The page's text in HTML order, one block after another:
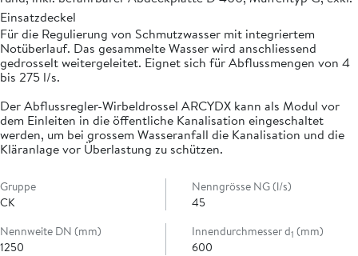
Einsatzdeckel
Für die Regulierung von Schmutzwasser mit integriertem
Notüberlauf. Das gesammelte Wasser wird anschliessend
gedrosselt weitergeleitet. Eignet sich für Abflussmengen von 4
bis 275 l/s.
Der Abflussregler-Wirbeldrossel ARCYDX kann als Modul vor
dem Einleiten in die öffentliche Kanalisation eingeschaltet
werden, um bei grossem Wasseranfall die Kanalisation und die
Kläranlage vor Überlastung zu schützen.
Gruppe
CK
Nenngrösse NG (l/s)
45
Nennweite DN (mm)
1250
Innendurchmesser d1 (mm)
600